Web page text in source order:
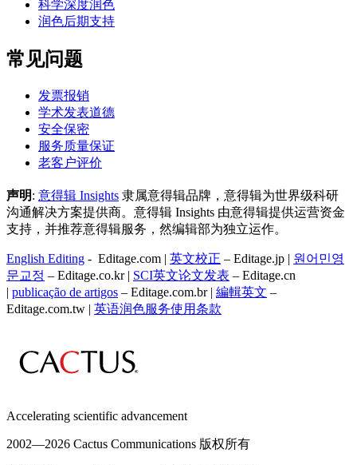
科学深度润色
润色后期支持
常见问题
发票报销
学术发表道德
安全保密
服务质量保证
老客户评价
声明: 意得辑 Insights 隶属意得辑品牌，意得辑为世界级科研
沟通解决方案提供商。意得辑 Insights 由意得辑提供运营资金
支持，并推荐意得辑服务，然编辑部为独立运作。
English Editing - Editage.com | 英文校正 – Editage.jp | 원어민영
문교정 – Editage.co.kr | SCI英文论文发表 – Editage.cn
| publicação de artigos – Editage.com.br | 編輯英文 –
Editage.com.tw | 英语润色服务使用条款
Accelerating scientific advancement
2002—2026 Cactus Communications 版权所有